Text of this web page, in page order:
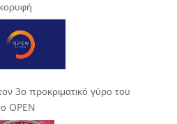
3ο προκριματικό γύρο του
OPEN